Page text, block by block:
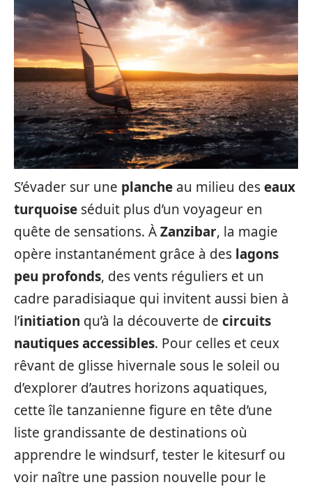
S’évader sur une planche au milieu deseaux
turquoise séduit plus d’un voyageur en
quête de sensations. ÀZanzibar, la magie
opère instantanément grâce à des lagons
peu profonds, des vents réguliers et un
cadre paradisiaque qui invitent aussi bien à
l’initiation qu’à la découverte de circuits
nautiques accessibles. Pour celles et ceux
rêvant de glisse hivernale sous le soleil ou
d’explorer d’autres horizons aquatiques,
cette île tanzanienne figure en tête d’une
liste grandissante de destinations où
apprendre le windsurf, tester le kitesurf ou
voir naître une passion nouvelle pour le